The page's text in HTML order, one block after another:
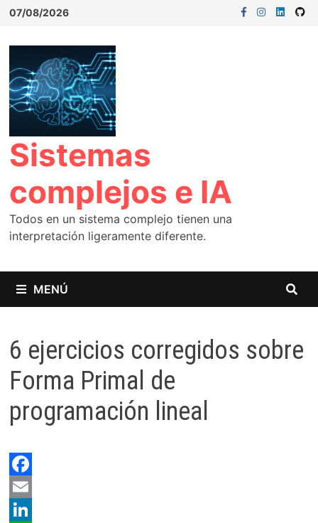
07/08/2026
Sistemas
complejos e IA
Todos en un sistema complejo tienen una
interpretación ligeramente diferente.
MENÚ
6 ejercicios corregidos sobre
Forma Primal de
programación lineal
F
aE